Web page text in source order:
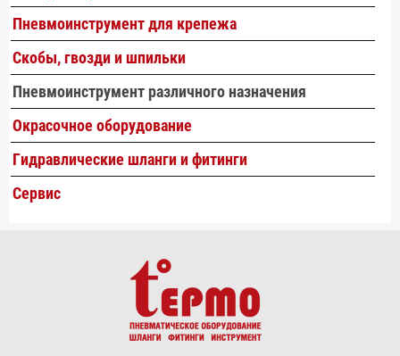
Пневмоинструмент для крепежа
Скобы, гвозди и шпильки
Пневмоинструмент различного назначения
Окрасочное оборудование
Гидравлические шланги и фитинги
Сервис